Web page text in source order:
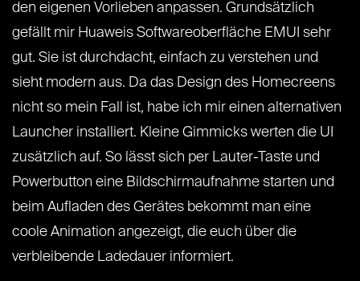
den eigenen Vorlieben anpassen. Grundsätzlich
gefällt mir Huaweis Softwareoberfläche EMUI sehr
gut. Sie ist durchdacht, einfach zu verstehen und
sieht modern aus. Da das Design des Homecreens
nicht so mein Fall ist, habe ich mir einen alternativen
Launcher installiert. Kleine Gimmicks werten die UI
zusätzlich auf. So lässt sich per Lauter-Taste und
Powerbutton eine Bildschirmaufnahme starten und
beim Aufladen des Gerätes bekommt man eine
coole Animation angezeigt, die euch über die
verbleibende Ladedauer informiert.